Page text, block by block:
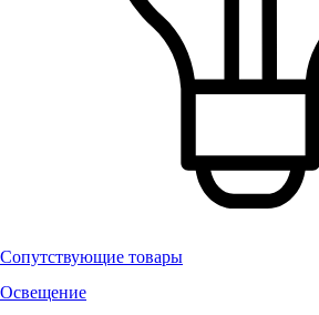
Сопутствующие товары
Освещение